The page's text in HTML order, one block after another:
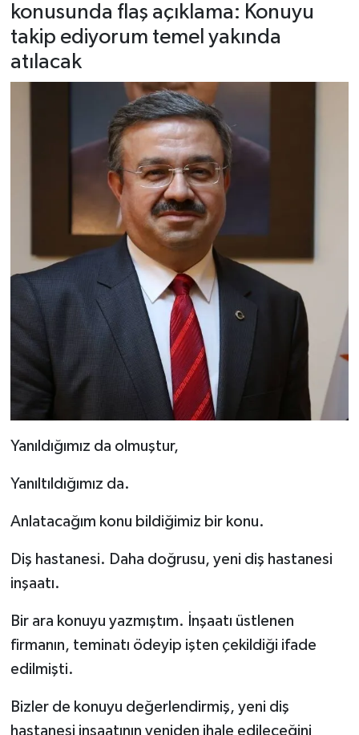
konusunda flaş açıklama: Konuyu
takip ediyorum temel yakında
atılacak
Yanıldığımız da olmuştur,
Yanıltıldığımız da.
Anlatacağım konu bildiğimiz bir konu.
Diş hastanesi. Daha doğrusu, yeni diş hastanesi
inşaatı.
Bir ara konuyu yazmıştım. İnşaatı üstlenen
firmanın, teminatı ödeyip işten çekildiği ifade
edilmişti.
Bizler de konuyu değerlendirmiş, yeni diş
hastanesi inşaatının yeniden ihale edileceğini